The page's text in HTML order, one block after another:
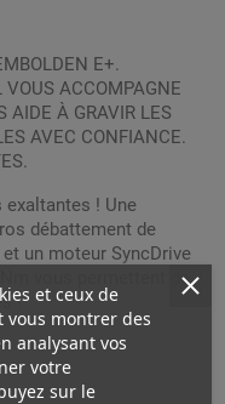
et ceux de
vous montrer des
analysant vos
votre
sur le
E+.
VOUS ACCOMPAGNE
AIDE À GRAVIR LES
AVEC CONFIANCE.
exaltantes ! Une
débattement de
et un moteur SyncDrive
vous permettent de
!